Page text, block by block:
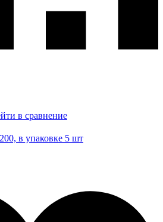
в сравнение
в упаковке 5 шт